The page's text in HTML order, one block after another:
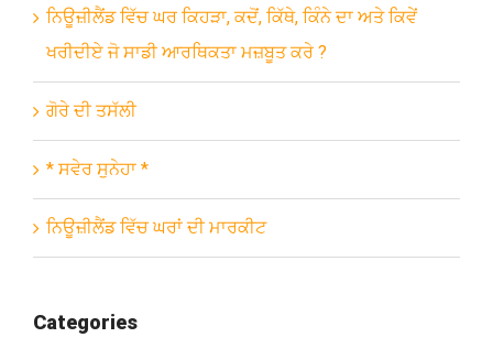
ਨਿਊਜ਼ੀਲੈਂਡ ਵਿੱਚ ਘਰ ਕਿਹੜਾ, ਕਦੋਂ, ਕਿੱਥੇ, ਕਿੰਨੇ ਦਾ ਅਤੇ ਕਿਵੇਂ
ਖਰੀਦੀਏ ਜੋ ਸਾਡੀ ਆਰਥਿਕਤਾ ਮਜ਼ਬੂਤ ਕਰੇ ?
ਗੋਰੇ ਦੀ ਤਸੱਲੀ
* ਸਵੇਰ ਸੁਨੇਹਾ *
ਨਿਊਜ਼ੀਲੈਂਡ ਵਿੱਚ ਘਰਾਂ ਦੀ ਮਾਰਕੀਟ
Categories